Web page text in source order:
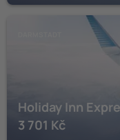
Holiday Inn
3 701 Kč